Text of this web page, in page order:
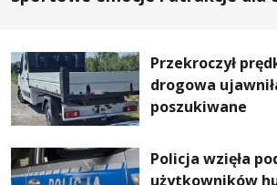
Przekroczył
drogowa
poszukiwane
Policja wzięła
użytkowników